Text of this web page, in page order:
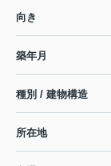
向き
築年月
種別 / 建物構造
所在地